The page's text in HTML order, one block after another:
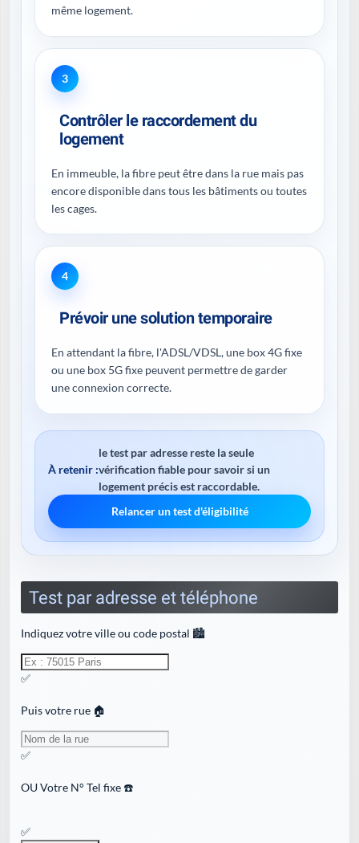
même logement.
3
Contrôler le raccordement du
logement
En immeuble, la fibre peut être dans la rue mais pas
encore disponible dans tous les bâtiments ou toutes
les cages.
4
Prévoir une solution temporaire
En attendant la fibre, l'ADSL/VDSL, une box 4G fixe
ou une box 5G fixe peuvent permettre de garder
une connexion correcte.
À retenir :
le test par adresse reste la seule
vérification fiable pour savoir si un
logement précis est raccordable.
Relancer un test d'éligibilité
Test par adresse et téléphone
Indiquez votre ville ou code postal 🏙️
✅
Puis votre rue 🏠
✅
OUVotre N° Tel fixe ☎️
✅